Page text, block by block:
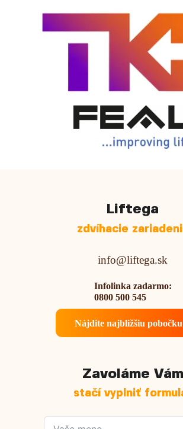
Liftega
zdvíhacie
info@liftega.sk
Infolinka zadarmo:
0800 500 545
Nájdite najbližšiu pobočku
Zavoláme Vám
stačí vyplniť